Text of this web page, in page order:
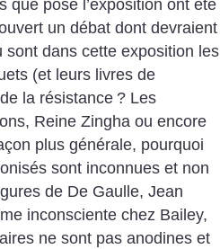
que pose l’exposition ont été
un débat dont devraient
sont dans cette exposition les
(et leurs livres de
la résistance ? Les
Reine Zingha ou encore
plus générale, pourquoi
sont inconnues et non
de De Gaulle, Jean
inconsciente chez Bailey,
ne sont pas anodines et